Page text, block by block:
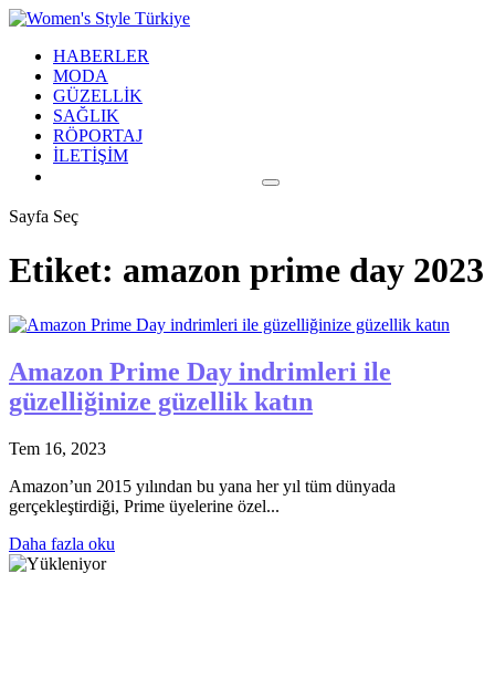
HABERLER
MODA
GÜZELLİK
SAĞLIK
RÖPORTAJ
İLETİŞİM
Sayfa Seç
Etiket: amazon prime day 2023
Amazon Prime Day indrimleri ile
güzelliğinize güzellik katın
Tem 16, 2023
Amazon’un 2015 yılından bu yana her yıl tüm dünyada
gerçekleştirdiği, Prime üyelerine özel...
Daha fazla oku